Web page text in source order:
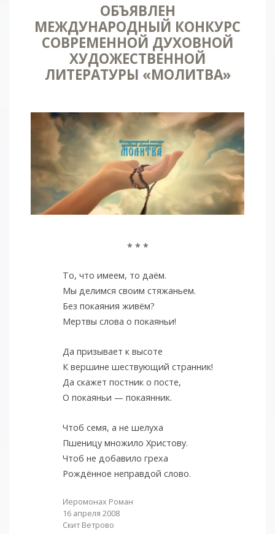
ОБЪЯВЛЕН
МЕЖДУНАРОДНЫЙ КОНКУРС
СОВРЕМЕННОЙ ДУХОВНОЙ
ХУДОЖЕСТВЕННОЙ
ЛИТЕРАТУРЫ «МОЛИТВА»
* * *
То, что имеем, то даём.
Мы делимся своим стяжаньем.
Без покаяния живём?
Мертвы слова о покаяньи!
Да призывает к высоте
К вершине шествующий странник!
Да скажет постник о посте,
О покаяньи — покаянник.
Чтоб семя, а не шелуха
Пшеницу множило Христову.
Чтоб не добавило греха
Рождённое неправдой слово.
Иеромонах Роман
16 апреля 2008
Скит Ветрово